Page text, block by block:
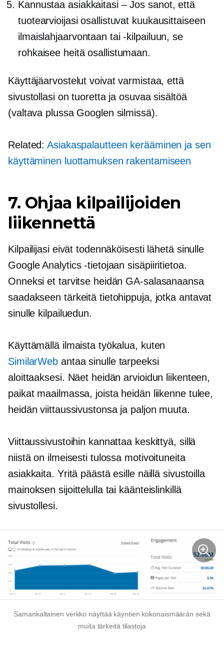
Kannustaa asiakkaitasi – Jos sanot, että
tuotearvioijasi osallistuvat kuukausittaiseen
ilmaislahjaarvontaan tai -kilpailuun, se
rohkaisee heitä osallistumaan.
Käyttäjäarvostelut voivat varmistaa, että
sivustollasi on tuoretta ja osuvaa sisältöä
(valtava plussa Googlen silmissä).
Related:Asiakaspalautteen kerääminen ja sen
käyttäminen luottamuksen rakentamiseen
7. Ohjaa kilpailijoiden
liikennettä
Kilpailijasi eivät todennäköisesti lähetä sinulle
Google Analytics -tietojaansisäpiiritietoa.
Onneksi et tarvitse heidän GA-salasanaansa
saadakseen tärkeitä tietohippuja, jotka antavat
sinulle kilpailuedun.
Käyttämällä ilmaista työkalua, kuten
SimilarWeb antaa sinulle tarpeeksi
aloittaaksesi. Näet heidän arvioidun liikenteen,
paikat maailmassa, joista heidän liikenne tulee,
heidän viittaussivustonsa ja paljon muuta.
Viittaussivustoihin kannattaa keskittyä, sillä
niistä on ilmeisesti tulossa motivoituneita
asiakkaita. Yritä päästä esille näillä sivustoilla
mainoksen sijoittelulla tai käänteislinkillä
sivustollesi.
Samankaltainen verkko näyttää käyntien kokonaismäärän sekä
muita tärkeitä tilastoja